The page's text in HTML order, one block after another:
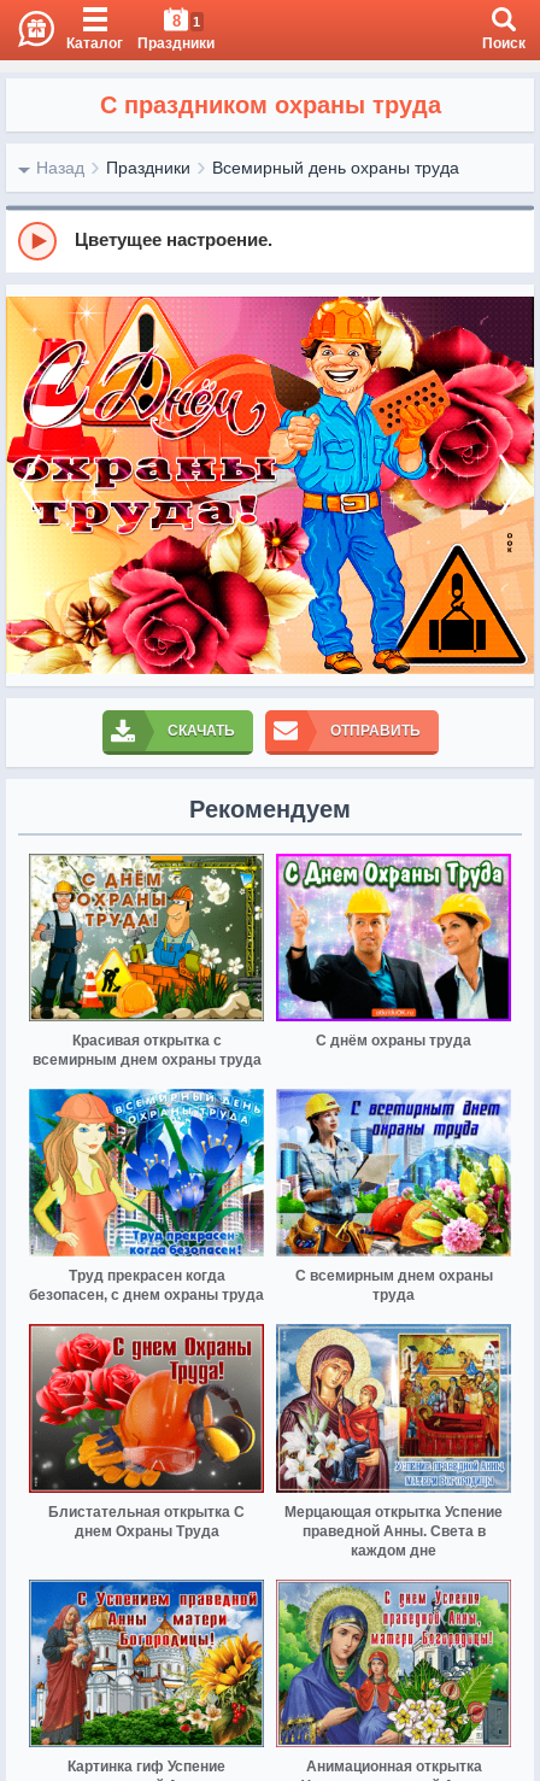
Каталог
8 1
Праздники Поиск
С праздником охраны труда
Назад Праздники Всемирный день охраны труда
Цветущее настроение.
СКАЧАТЬ ОТПРАВИТЬ
Рекомендуем
Красивая открытка с
всемирным днем охраны труда
С днём охраны труда
Труд прекрасен когда
безопасен, с днем охраны труда
С всемирным днем охраны
труда
Блистательная открытка С
днем Охраны Труда
Мерцающая открытка Успение
праведной Анны. Света в
каждом дне
Картинка гиф Успение
Анимационная открытка